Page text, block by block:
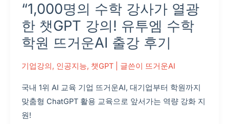
“1,000명의 수학 강사가 열광
한 챗GPT 강의! 유투엠 수학
학원 뜨거운AI 출강 후기
기업강의 , 인공지능, 챗GPT| 글쓴이 뜨거운AI
국내 1위 AI 교육 기업 뜨거운AI, 대기업부터 학원까지
맞춤형 ChatGPT 활용 교육으로 앞서가는 역량 강화 지
원!
투
엠
수
학
학
뜨
거
운